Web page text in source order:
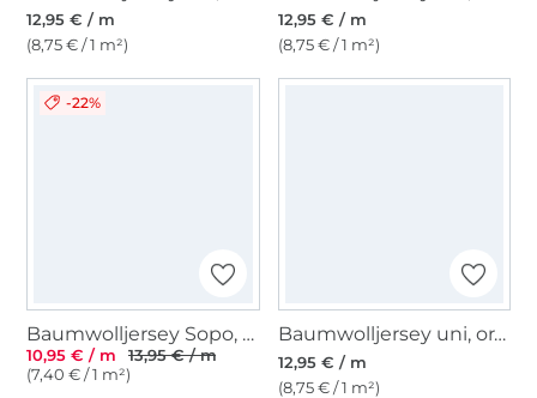
12,95 € / m
(8,75 € / 1 m²)
12,95 € / m
(8,75 € / 1 m²)
-22%
Baumwolljersey Sopo, gelb
10,95 € / m
13,95 € / m
(7,40 € / 1 m²)
Baumwolljersey uni, orange
12,95 € / m
(8,75 € / 1 m²)